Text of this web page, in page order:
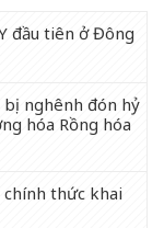
đầu tiên ở Đông
bị nghênh đón hỷ
hóa Rồng hóa
chính thức khai